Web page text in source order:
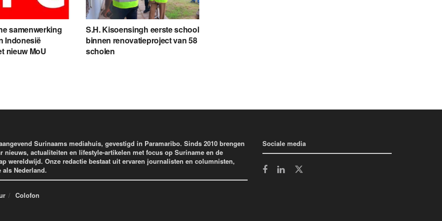
samenwerking
Indonesië
nieuw MoU
S.H. Kisoensingh eerste school
binnen renovatieproject van 58
scholen
Surinaams mediahuis, gevestigd in Paramaribo. Sinds 2010 brengen
nieuws, actualiteiten en lifestyle-artikelen met focus op Suriname en de
wereldwijd. Onze redactie bestaat uit ervaren journalisten en columnisten,
Nederland.
Colofon
Sociale media